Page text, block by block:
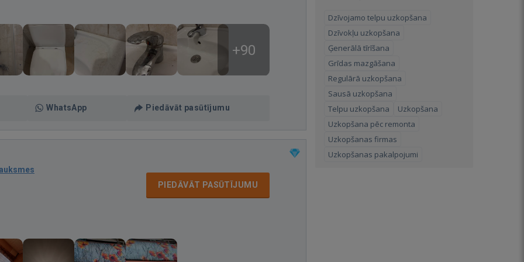
+90
WhatsApp Piedāvāt pasūtījumu
PIEDĀVĀT PASŪTĪJUMU
Dzīvojamo telpu uzkopšana
Dzīvokļu uzkopšana
Ģenerālā tīrīšana
Grīdas mazgāšana
Regulārā uzkopšana
Sausā uzkopšana
Telpu uzkopšana
Uzkopšana
Uzkopšana pēc remonta
Uzkopšanas firmas
Uzkopšanas pakalpojumi